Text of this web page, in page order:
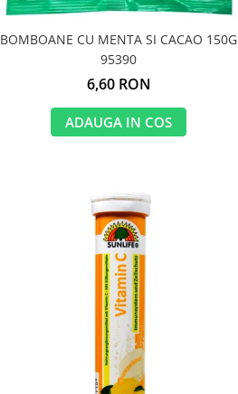
BOMBOANE CU MENTA SI CACAO 150G
95390
6,60 RON
ADAUGA IN COS